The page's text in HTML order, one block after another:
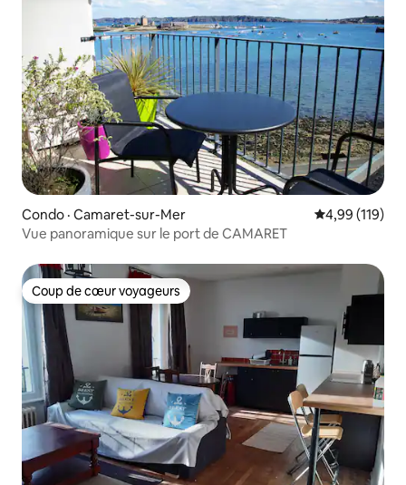
Condo · Camaret-sur-Mer Note
4,99 (119)
Vue panoramique sur le port de CAMARET
Coup de cœur voyageurs
Coup de cœur voyageurs